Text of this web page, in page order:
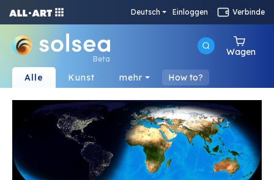
Deutsch Einloggen Verbinde
Beta
Wagen
Alle Kunst mehr How to?